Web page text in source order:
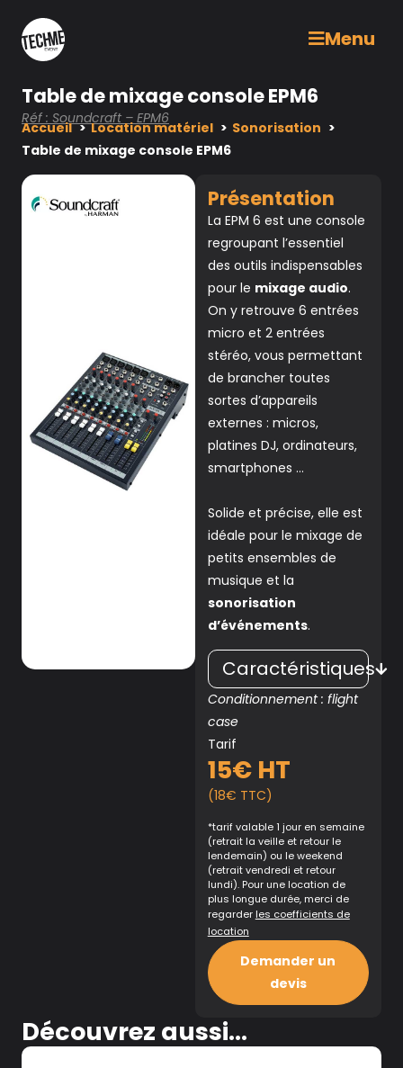
Menu
Table de mixage console EPM6
Réf : Soundcraft – EPM6
Accueil Location matériel
Sonorisation
Table de mixage console EPM6
Présentation
La EPM 6 est une console
regroupant l’essentiel
des outils indispensables
pour le mixage audio.
On y retrouve 6 entrées
micro et 2 entrées
stéréo, vous permettant
de brancher toutes
sortes d’appareils
externes : micros,
platines DJ, ordinateurs,
smartphones …
Solide et précise, elle est
idéale pour le mixage de
petits ensembles de
musique et la
sonorisation
d’événements.
Caractéristiques
Conditionnement : flight
case
Tarif
15€ HT
(18€ TTC)
*tarif valable 1 jour en semaine
(retrait la veille et retour le
lendemain) ou le weekend
(retrait vendredi et retour
lundi). Pour une location de
plus longue durée, merci de
regarder les coefficients de
location
Demander un
devis
Découvrez aussi...